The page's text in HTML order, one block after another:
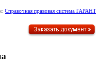
Справочная правовая система ГАРАНТ